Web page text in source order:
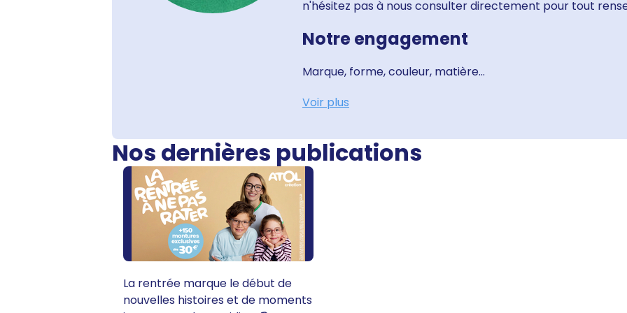
n'hésitez pas à nous consulter directement pour tout
Notre engagement
Marque, forme, couleur, matière...
Voir plus
Nos dernières publications
La rentrée marque le début de
nouvelles histoires et de moments